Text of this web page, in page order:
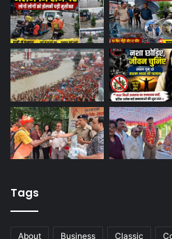
Tags
About Business Classic